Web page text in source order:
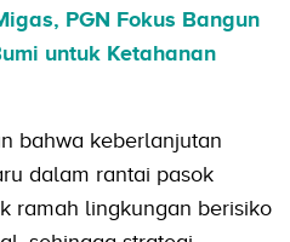
PGN Fokus Bangun
untuk Ketahanan
bahwa keberlanjutan
dalam rantai pasok
ramah lingkungan berisiko